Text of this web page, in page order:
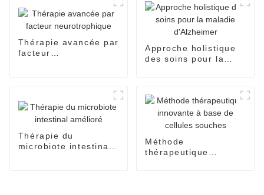
Thérapie avancée par
facteur
Approche holistique
des soins pour la
Thérapie du
microbiote intestinal
Méthode
thérapeutique